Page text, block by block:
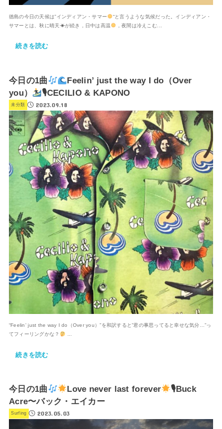
徳島の今日の天候は”インディアン・サマー
“と言うような気候だった。インディアン・
サマーとは、秋に晴天☀が続き，日中は高温
，夜間は冷えこむ...
続きを読む
今日の1曲
Feelin’ just the way I do（Over
you）
🎙CECILIO & KAPONO
未分類 2023.09.18
“Feelin’ just the way I do（Over you）”を和訳すると”君の事思ってると幸せな気分…”っ
てフィーリングかな？
...
続きを読む
今日の1曲 Love never last forever
🎙Buck
Acre〜バック・エイカー
Surfing 2023.05.03